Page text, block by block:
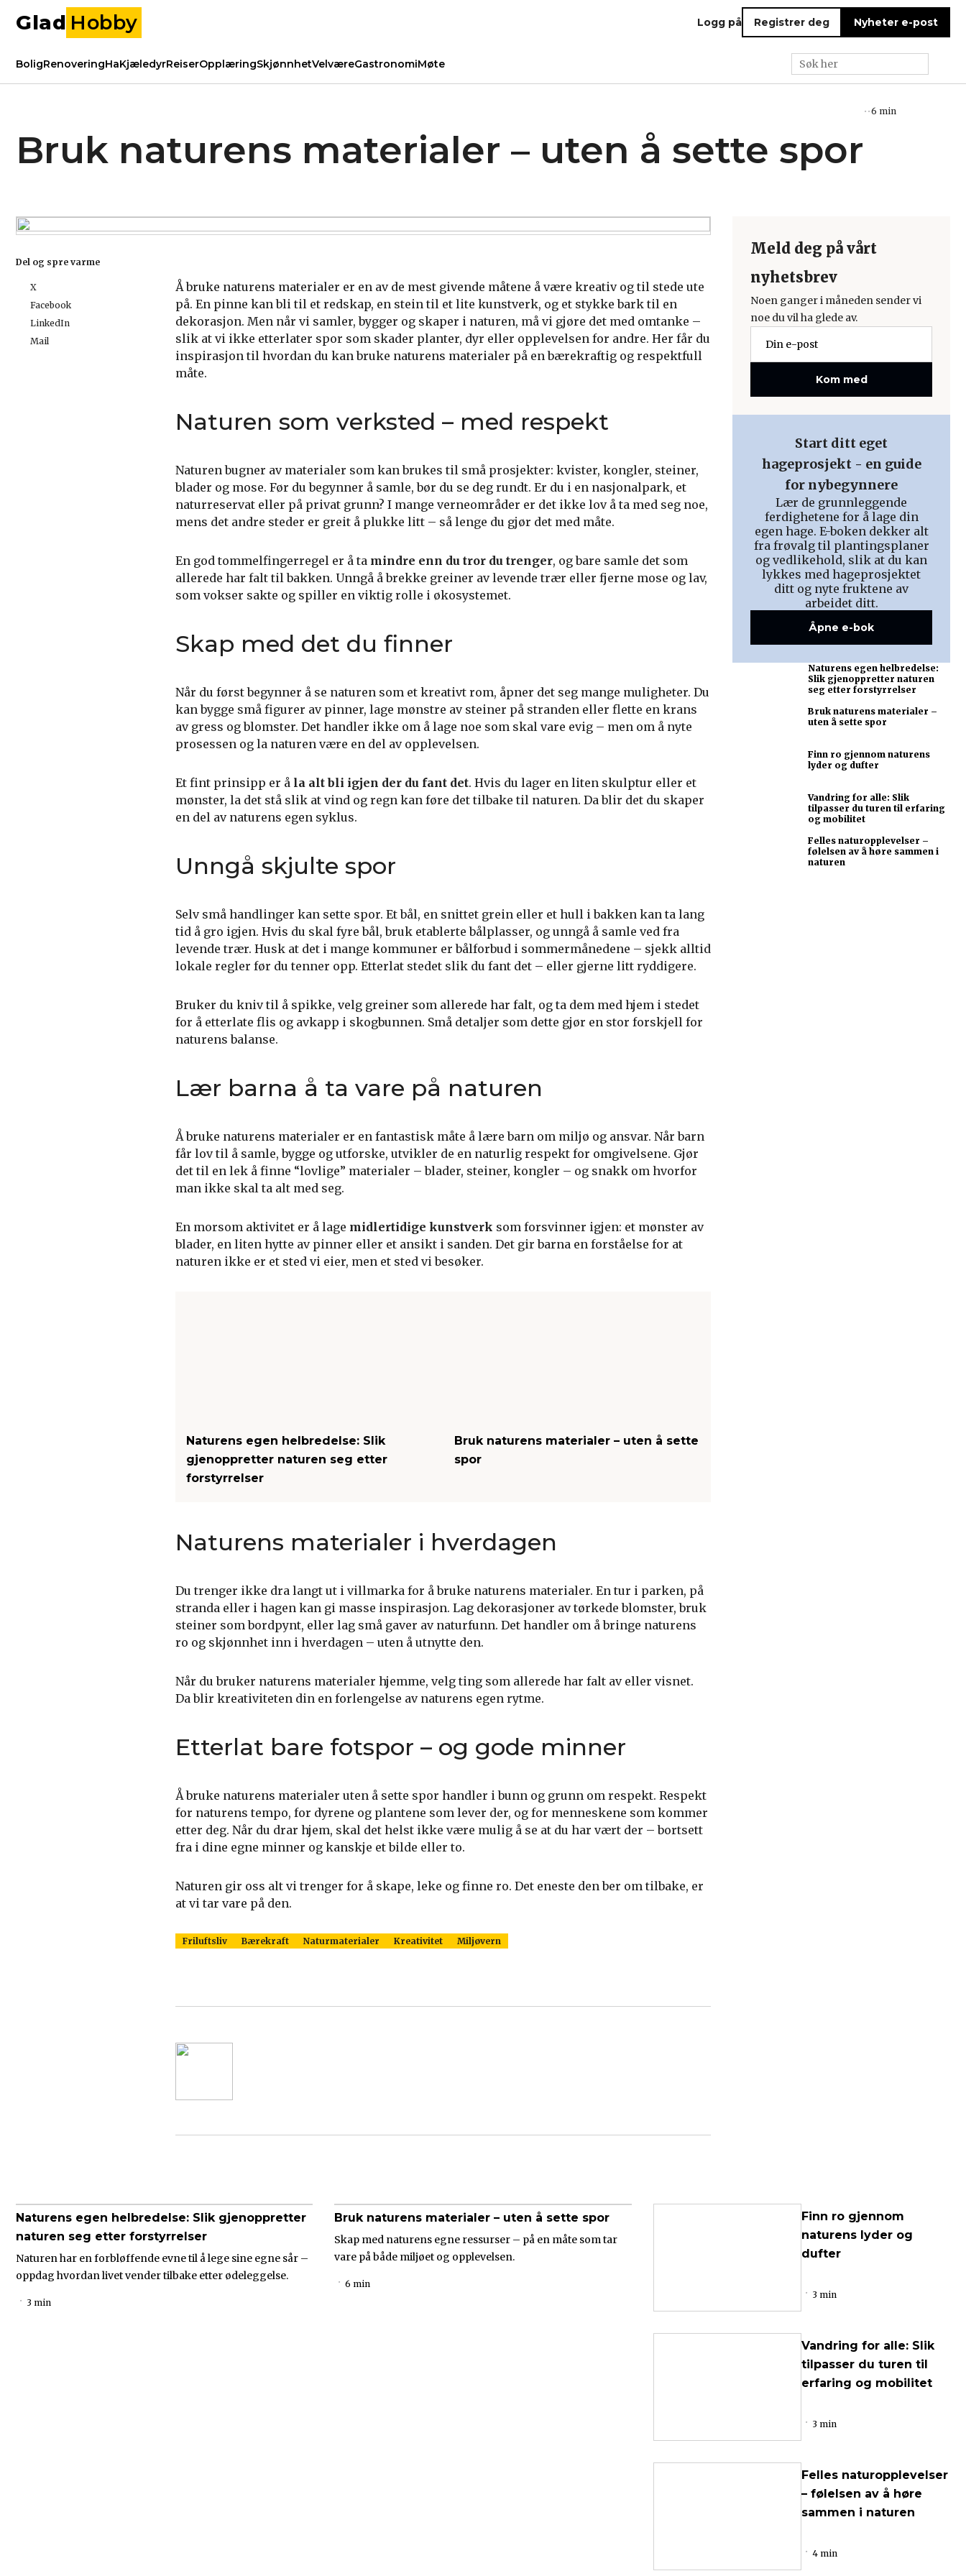
Glad Hobby Logg på Registrer deg Nyheter e-post
BoligRenoveringHaKjæledyrReiserOpplæringSkjønnhetVelværeGastronomiMøte
Bruk naturens materialer – uten å sette spor
6 min
Å bruke naturens materialer er en av de mest givende måtene å være kreativ og til stede ute
på. En pinne kan bli til et redskap, en stein til et lite kunstverk, og et stykke bark til en
dekorasjon. Men når vi samler, bygger og skaper i naturen, må vi gjøre det med omtanke –
slik at vi ikke etterlater spor som skader planter, dyr eller opplevelsen for andre. Her får du
inspirasjon til hvordan du kan bruke naturens materialer på en bærekraftig og respektfull
måte.
Naturen som verksted – med respekt
Naturen bugner av materialer som kan brukes til små prosjekter: kvister, kongler, steiner,
blader og mose. Før du begynner å samle, bør du se deg rundt. Er du i en nasjonalpark, et
naturreservat eller på privat grunn? I mange verneområder er det ikke lov å ta med seg noe,
mens det andre steder er greit å plukke litt – så lenge du gjør det med måte.
En god tommelfingerregel er å ta mindre enn du tror du trenger, og bare samle det som
allerede har falt til bakken. Unngå å brekke greiner av levende trær eller fjerne mose og lav,
som vokser sakte og spiller en viktig rolle i økosystemet.
Skap med det du finner
Når du først begynner å se naturen som et kreativt rom, åpner det seg mange muligheter. Du
kan bygge små figurer av pinner, lage mønstre av steiner på stranden eller flette en krans
av gress og blomster. Det handler ikke om å lage noe som skal vare evig – men om å nyte
prosessen og la naturen være en del av opplevelsen.
Et fint prinsipp er å la alt bli igjen der du fant det. Hvis du lager en liten skulptur eller et
mønster, la det stå slik at vind og regn kan føre det tilbake til naturen. Da blir det du skaper
en del av naturens egen syklus.
Unngå skjulte spor
Selv små handlinger kan sette spor. Et bål, en snittet grein eller et hull i bakken kan ta lang
tid å gro igjen. Hvis du skal fyre bål, bruk etablerte bålplasser, og unngå å samle ved fra
levende trær. Husk at det i mange kommuner er bålforbud i sommermånedene – sjekk alltid
lokale regler før du tenner opp. Etterlat stedet slik du fant det – eller gjerne litt ryddigere.
Bruker du kniv til å spikke, velg greiner som allerede har falt, og ta dem med hjem i stedet
for å etterlate flis og avkapp i skogbunnen. Små detaljer som dette gjør en stor forskjell for
naturens balanse.
Lær barna å ta vare på naturen
Å bruke naturens materialer er en fantastisk måte å lære barn om miljø og ansvar. Når barn
får lov til å samle, bygge og utforske, utvikler de en naturlig respekt for omgivelsene. Gjør
det til en lek å finne “lovlige” materialer – blader, steiner, kongler – og snakk om hvorfor
man ikke skal ta alt med seg.
En morsom aktivitet er å lage midlertidige kunstverk som forsvinner igjen: et mønster av
blader, en liten hytte av pinner eller et ansikt i sanden. Det gir barna en forståelse for at
naturen ikke er et sted vi eier, men et sted vi besøker.
Naturens egen helbredelse: Slik
gjenoppretter naturen seg etter
forstyrrelser
Bruk naturens materialer – uten å sette
spor
Naturens materialer i hverdagen
Du trenger ikke dra langt ut i villmarka for å bruke naturens materialer. En tur i parken, på
stranda eller i hagen kan gi masse inspirasjon. Lag dekorasjoner av tørkede blomster, bruk
steiner som bordpynt, eller lag små gaver av naturfunn. Det handler om å bringe naturens
ro og skjønnhet inn i hverdagen – uten å utnytte den.
Når du bruker naturens materialer hjemme, velg ting som allerede har falt av eller visnet.
Da blir kreativiteten din en forlengelse av naturens egen rytme.
Etterlat bare fotspor – og gode minner
Å bruke naturens materialer uten å sette spor handler i bunn og grunn om respekt. Respekt
for naturens tempo, for dyrene og plantene som lever der, og for menneskene som kommer
etter deg. Når du drar hjem, skal det helst ikke være mulig å se at du har vært der – bortsett
fra i dine egne minner og kanskje et bilde eller to.
Naturen gir oss alt vi trenger for å skape, leke og finne ro. Det eneste den ber om tilbake, er
at vi tar vare på den.
Friluftsliv Bærekraft Naturmaterialer Kreativitet Miljøvern
Del og spre varme
X
Facebook
LinkedIn
Mail
Meld deg på vårt
nyhetsbrev
Noen ganger i måneden sender vi
noe du vil ha glede av.
Kom med
Start ditt eget
hageprosjekt - en guide
for nybegynnere
Lær de grunnleggende
ferdighetene for å lage din
egen hage. E-boken dekker alt
fra frøvalg til plantingsplaner
og vedlikehold, slik at du kan
lykkes med hageprosjektet
ditt og nyte fruktene av
arbeidet ditt.
Åpne e-bok
Naturens egen helbredelse:
Slik gjenoppretter naturen
seg etter forstyrrelser
Bruk naturens materialer –
uten å sette spor
Finn ro gjennom naturens
lyder og dufter
Vandring for alle: Slik
tilpasser du turen til erfaring
og mobilitet
Felles naturopplevelser –
følelsen av å høre sammen i
naturen
Naturens egen helbredelse: Slik gjenoppretter
naturen seg etter forstyrrelser
Naturen har en forbløffende evne til å lege sine egne sår –
oppdag hvordan livet vender tilbake etter ødeleggelse.
3 min
Bruk naturens materialer – uten å sette spor
Skap med naturens egne ressurser – på en måte som tar
vare på både miljøet og opplevelsen.
6 min
Finn ro gjennom
naturens lyder og
dufter
3 min
Vandring for alle: Slik
tilpasser du turen til
erfaring og mobilitet
3 min
Felles naturopplevelser
– følelsen av å høre
sammen i naturen
4 min